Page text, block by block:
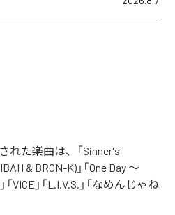
れた楽曲は、「Sinner's
& BRON-K)」「One Day ～
「VICE」「L.I.V.S.」「なめんじゃね